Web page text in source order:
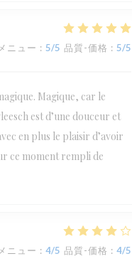
メニュー : 5/5 品質-価格 : 5/5
Magique, car le
est d’une douceur et
en plus le plaisir d’avoir
ce moment rempli de
メニュー : 4/5 品質-価格 : 4/5